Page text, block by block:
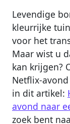
Levendige
kleurrijke
voor het
Maar wist u
kan krijgen?
Netflix-
in dit artikel:
avond naar
zoek bent